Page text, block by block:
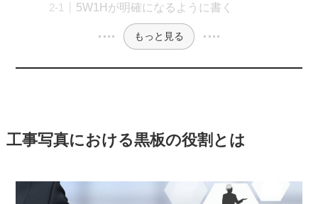
5W1Hが明確になるように書く
もっと見る
工事写真における黒板の役割とは